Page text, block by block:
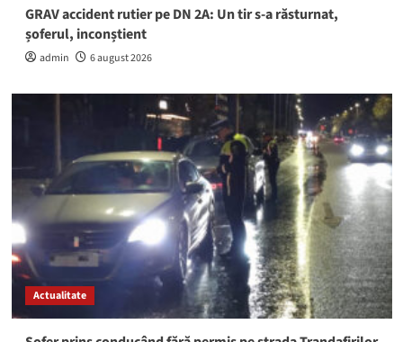
GRAV accident rutier pe DN 2A: Un tir s-a răsturnat,
șoferul, inconștient
admin 6 august 2026
Actualitate